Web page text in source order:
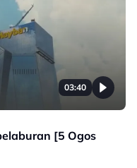
03:40
[5 Ogos